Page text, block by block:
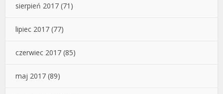
sierpień 2017 (71)
lipiec 2017 (77)
czerwiec 2017 (85)
maj 2017 (89)